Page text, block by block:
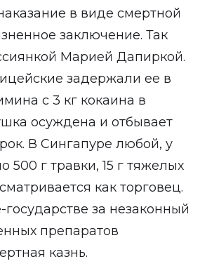
в виде смертной
заключение. Так
Марией Дапиркой.
задержали ее в
с 3 кг кокаина в
осуждена и отбывает
В Сингапуре любой, у
500 г травки, 15 г тяжелых
как торговец.
за незаконный
препаратов
казнь.